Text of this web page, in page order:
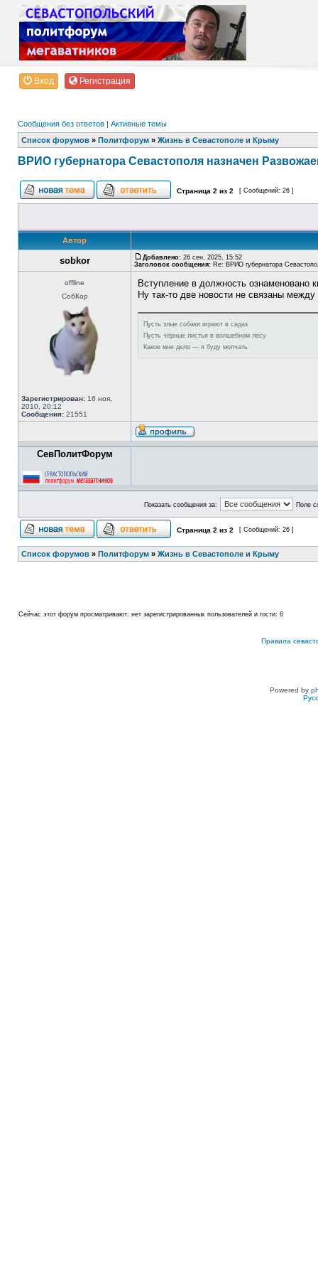
Вход Регистрация
Сообщения без ответов | Активные темы
Список форумов » Политфорум » Жизнь в Севастополе и Крыму
ВРИО губернатора Севастополя назначен
Страница 2 из 2 [ Сообщений: 26 ]
Автор
sobkor Добавлено: 26 сен, 2025, 15:52
Заголовок сообщения: Re: ВРИО губернатора
offline
СобКор
Зарегистрирован: 16 ноя,
2010, 20:12
Сообщения: 21551
Вступление в должность ознаменовано
Ну так-то две новости не связаны между
Пусть злые собаки играют в садах
Пусть чёрные листья в волшебном лесу
Какое мне дело — я буду молчать
СевПолитФорум
Показать сообщения за: Поле
Страница 2 из 2 [ Сообщений: 26 ]
Список форумов » Политфорум » Жизнь в Севастополе и Крыму
Сейчас этот форум просматривают: нет зарегистрированных пользователей и гости: 6
Правила
Powered by